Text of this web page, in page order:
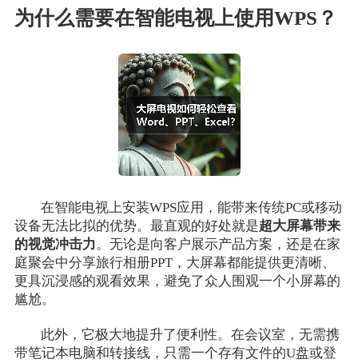
为什么需要在智能电视上使用WPS？
在智能电视上安装WPS应用，能带来传统PC或移动
设备无法比拟的优势。最直观的好处就是超大屏幕带来
的视觉冲击力。无论是向客户展示产品方案，还是在家
庭聚会中分享旅行相册PPT，大屏幕都能提供更清晰、
更具沉浸感的观看效果，避免了众人围观一个小屏幕的
尴尬。
此外，它极大地提升了便利性。在会议室，无需携
带笔记本电脑和转接线，只需一个存有文件的U盘或登